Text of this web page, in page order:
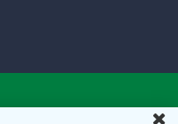
prie Lietuvos